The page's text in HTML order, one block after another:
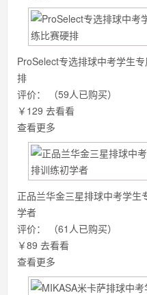
ProSelect专选排球中考学生
排
评价：
（59人已购买）
￥129 去看看
查看更多
正品兰华金三星排球中考学生
学者
评价：
（61人已购买）
￥89 去看看
查看更多